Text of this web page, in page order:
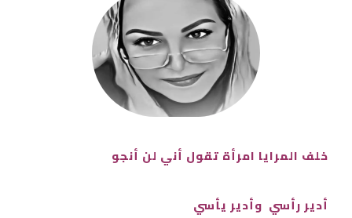
خلف المرايا امرأة تقول أني لن أنجو
أدير رأسي وأدير يأسي